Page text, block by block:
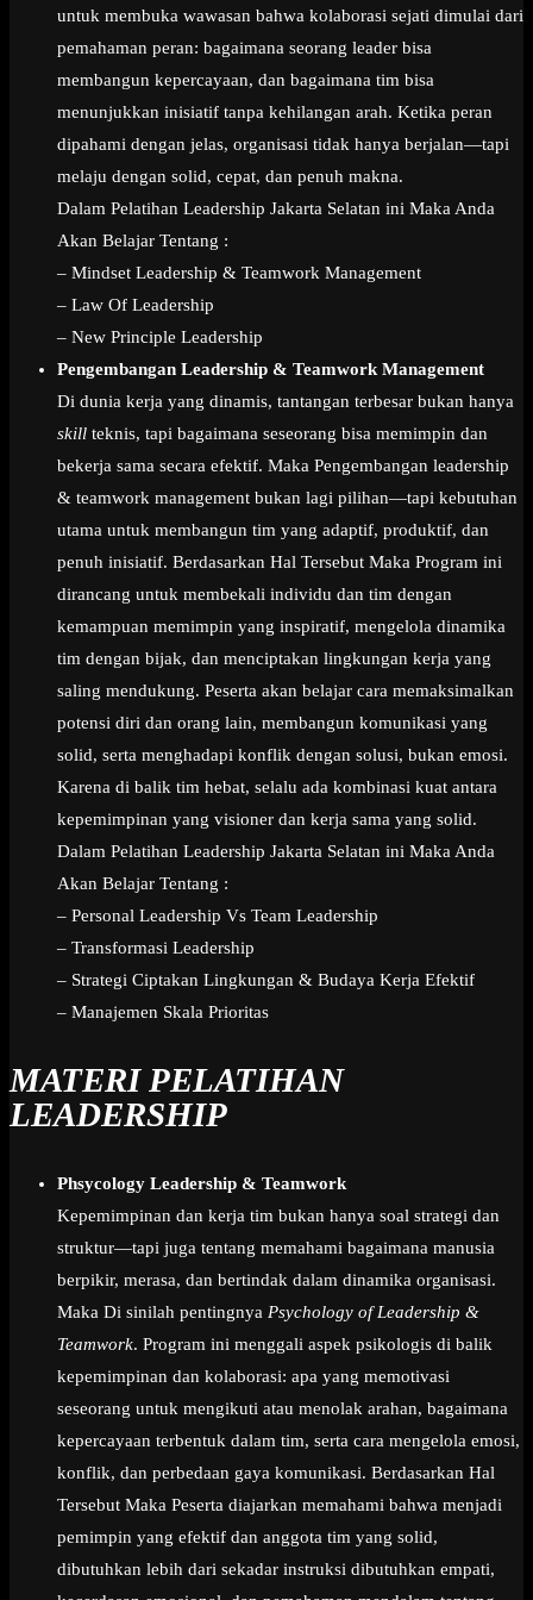
untuk membuka wawasan bahwa kolaborasi sejati dimulai dari
pemahaman peran: bagaimana seorang leader bisa
membangun kepercayaan, dan bagaimana tim bisa
menunjukkan inisiatif tanpa kehilangan arah. Ketika peran
dipahami dengan jelas, organisasi tidak hanya berjalan—tapi
melaju dengan solid, cepat, dan penuh makna.
Dalam Pelatihan Leadership Jakarta Selatan ini Maka Anda
Akan Belajar Tentang :
– Mindset Leadership & Teamwork Management
– Law Of Leadership
– New Principle Leadership
Pengembangan Leadership & Teamwork Management
Di dunia kerja yang dinamis, tantangan terbesar bukan hanya
skill teknis, tapi bagaimana seseorang bisa memimpin dan
bekerja sama secara efektif. Maka Pengembangan leadership
& teamwork management bukan lagi pilihan—tapi kebutuhan
utama untuk membangun tim yang adaptif, produktif, dan
penuh inisiatif. Berdasarkan Hal Tersebut Maka Program ini
dirancang untuk membekali individu dan tim dengan
kemampuan memimpin yang inspiratif, mengelola dinamika
tim dengan bijak, dan menciptakan lingkungan kerja yang
saling mendukung. Peserta akan belajar cara memaksimalkan
potensi diri dan orang lain, membangun komunikasi yang
solid, serta menghadapi konflik dengan solusi, bukan emosi.
Karena di balik tim hebat, selalu ada kombinasi kuat antara
kepemimpinan yang visioner dan kerja sama yang solid.
Dalam Pelatihan Leadership Jakarta Selatan ini Maka Anda
Akan Belajar Tentang :
– Personal Leadership Vs Team Leadership
– Transformasi Leadership
– Strategi Ciptakan Lingkungan & Budaya Kerja Efektif
– Manajemen Skala Prioritas
MATERI PELATIHAN
LEADERSHIP
Phsycology Leadership & Teamwork
Kepemimpinan dan kerja tim bukan hanya soal strategi dan
struktur—tapi juga tentang memahami bagaimana manusia
berpikir, merasa, dan bertindak dalam dinamika organisasi.
Maka Di sinilah pentingnya Psychology of Leadership &
Teamwork. Program ini menggali aspek psikologis di balik
kepemimpinan dan kolaborasi: apa yang memotivasi
seseorang untuk mengikuti atau menolak arahan, bagaimana
kepercayaan terbentuk dalam tim, serta cara mengelola emosi,
konflik, dan perbedaan gaya komunikasi. Berdasarkan Hal
Tersebut Maka Peserta diajarkan memahami bahwa menjadi
pemimpin yang efektif dan anggota tim yang solid,
dibutuhkan lebih dari sekadar instruksi dibutuhkan empati,